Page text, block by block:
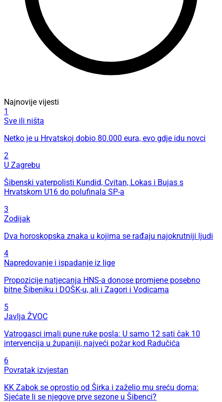
Najnovije vijesti
1
Sve ili ništa
Netko je u Hrvatskoj dobio 80.000 eura, evo gdje idu novci
2
U Zagrebu
Šibenski vaterpolisti Kundid, Cvitan, Lokas i Bujas s
Hrvatskom U16 do polufinala SP-a
3
Zodijak
Dva horoskopska znaka u kojima se rađaju najokrutniji ljudi
4
Napredovanje i ispadanje iz lige
Propozicije natjecanja HNS-a donose promjene posebno
bitne Šibeniku i DOŠK-u, ali i Zagori i Vodicama
5
Javlja ŽVOC
Vatrogasci imali pune ruke posla: U samo 12 sati čak 10
intervencija u županiji, najveći požar kod Radučića
6
Povratak izvjestan
KK Zabok se oprostio od Širka i zaželio mu sreću doma:
Sjećate li se njegove prve sezone u Šibenci?